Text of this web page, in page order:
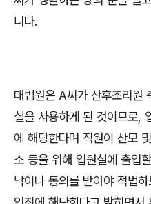
니다.
대법원은 A씨가 산후조리원
실을 사용하게 된 것이므로
에 해당한다며 직원이 산모
소 등을 위해 입원실에 출입
낙이나 동의를 받아야 적법